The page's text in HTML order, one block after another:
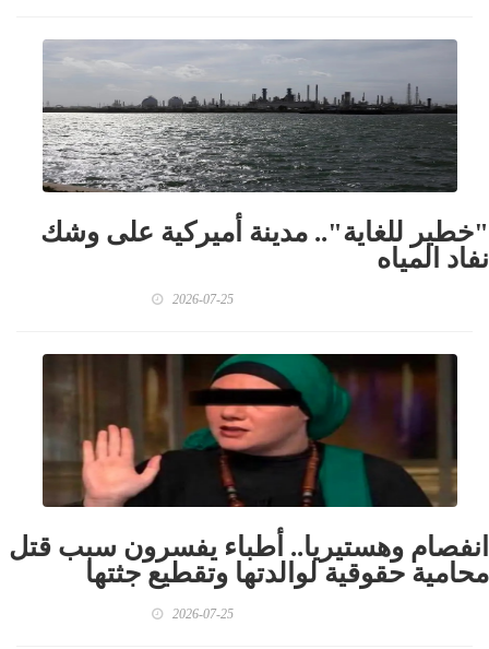
"خطير للغاية".. مدينة أميركية على وشك
نفاد المياه
2026-07-25
انفصام وهستيريا.. أطباء يفسرون سبب قتل
محامية حقوقية لوالدتها وتقطيع جثتها
2026-07-25